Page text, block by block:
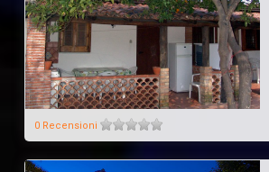
0 Recensioni